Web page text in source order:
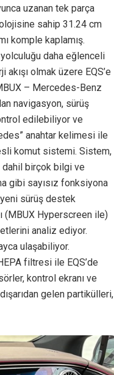
uzanan tek parça
sahip 31.24 cm
komple kaplamış.
daha eğlenceli
olmak üzere EQS’e
– Mercedes-Benz
navigasyon, sürüş
edilebiliyor ve
anahtar kelimesi ile
komut sistemi. Sistem,
birçok bilgi ve
gibi sayısız fonksiyona
sürüş destek
(MBUX Hyperscreen ile)
analiz ediyor.
ulaşabiliyor.
filtresi ile EQS’de
kontrol ekranı ve
gelen partikülleri,